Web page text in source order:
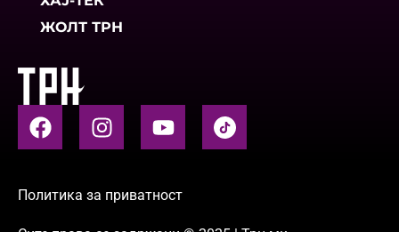
ЖОЛТ ТРН
Политика за приватност